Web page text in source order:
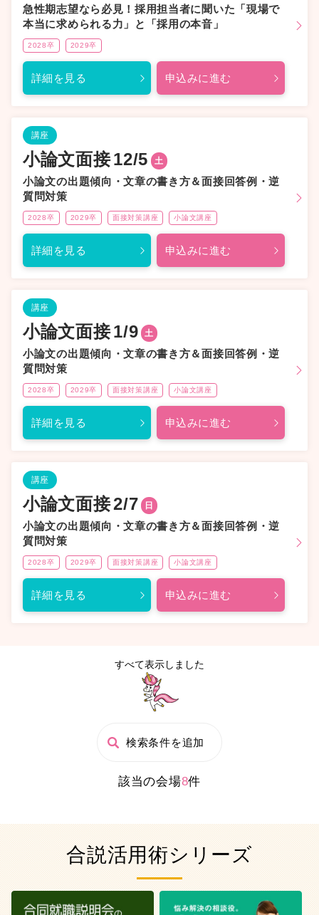
急性期志望なら必見！採用担当者に聞いた「現場で
本当に求められる力」と「採用の本音」
2028卒 2029卒
詳細を見る 申込みに進む
講座
小論文面接12/5 土
小論文の出題傾向・文章の書き方＆面接回答例・逆
質問対策
2028卒 2029卒 面接対策講座 小論文講座
詳細を見る 申込みに進む
講座
小論文面接1/9 土
小論文の出題傾向・文章の書き方＆面接回答例・逆
質問対策
2028卒 2029卒 面接対策講座 小論文講座
詳細を見る 申込みに進む
講座
小論文面接2/7 日
小論文の出題傾向・文章の書き方＆面接回答例・逆
質問対策
2028卒 2029卒 面接対策講座 小論文講座
詳細を見る 申込みに進む
すべて表示しました
検索条件を追加
該当の会場8件
合説活用術シリーズ